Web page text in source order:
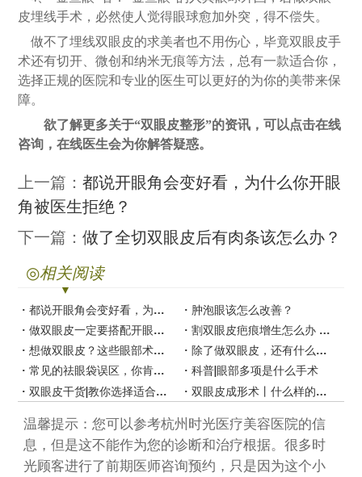
皮埋线手术，必然使人觉得眼球愈加外突，得不偿失。
做不了埋线双眼皮的求美者也不用伤心，毕竟双眼皮手
术还有切开、微创和纳米无痕等方法，总有一款适合你，
选择正规的医院和专业的医生可以更好的为你的美带来保
障。
欲了解更多关于“双眼皮整形”的资讯，可以点击在线
咨询，在线医生会为你解答疑惑。
上一篇：都说开眼角会变好看，为什么你开眼
角被医生拒绝？
下一篇：做了全切双眼皮后有肉条该怎么办？
◎相关阅读
都说开眼角会变好看，为什么你开眼角被医生拒绝？
肿泡眼该怎么改善？
做双眼皮一定要搭配开眼角吗？
割双眼皮疤痕增生怎么办 不想留疤一定要看！
想做双眼皮？这些眼部术式你了解吗？
除了做双眼皮，还有什么方法可以放大眼睛？
常见的祛眼袋误区，你肯定有一个中的
科普|眼部多项是什么手术
双眼皮干货|教你选择适合自己的双眼皮形状
双眼皮成形术丨什么样的眼睛才好看？
温馨提示：您可以参考杭州时光医疗美容医院的信
息，但是这不能作为您的诊断和治疗根据。很多时
光顾客进行了前期医师咨询预约，只是因为这个小